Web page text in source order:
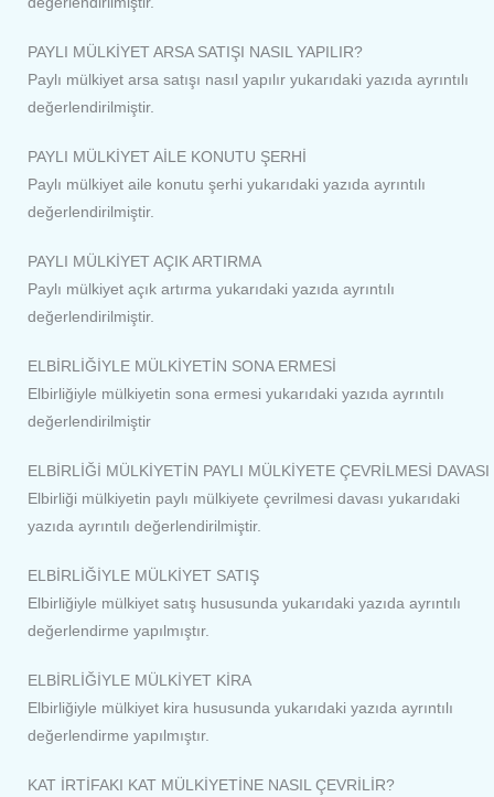
PAYLI MÜLKİYET ARSA SATIŞI NASIL YAPILIR?
Paylı mülkiyet arsa satışı nasıl yapılır yukarıdaki yazıda ayrıntılı
değerlendirilmiştir.
PAYLI MÜLKİYET AİLE KONUTU ŞERHİ
Paylı mülkiyet aile konutu şerhi yukarıdaki yazıda ayrıntılı
değerlendirilmiştir.
PAYLI MÜLKİYET AÇIK ARTIRMA
Paylı mülkiyet açık artırma yukarıdaki yazıda ayrıntılı
değerlendirilmiştir.
ELBİRLİĞİYLE MÜLKİYETİN SONA ERMESİ
Elbirliğiyle mülkiyetin sona ermesi yukarıdaki yazıda ayrıntılı
değerlendirilmiştir
ELBİRLİĞİ MÜLKİYETİN PAYLI MÜLKİYETE ÇEVRİLMESİ DAVASI
Elbirliği mülkiyetin paylı mülkiyete çevrilmesi davası yukarıdaki
yazıda ayrıntılı değerlendirilmiştir.
ELBİRLİĞİYLE MÜLKİYET SATIŞ
Elbirliğiyle mülkiyet satış hususunda yukarıdaki yazıda ayrıntılı
değerlendirme yapılmıştır.
ELBİRLİĞİYLE MÜLKİYET KİRA
Elbirliğiyle mülkiyet kira hususunda yukarıdaki yazıda ayrıntılı
değerlendirme yapılmıştır.
KAT İRTİFAKI KAT MÜLKİYETİNE NASIL ÇEVRİLİR?